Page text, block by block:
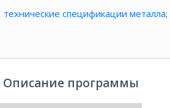
технические спецификации металла;
Описание программы